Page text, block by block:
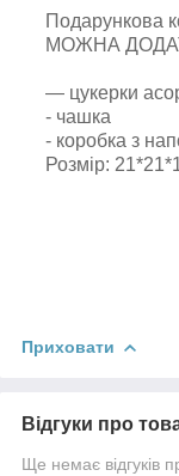
Подарункова
МОЖНА
— цукерки
- чашка
- коробка з
Розмір:
Приховати
Відгуки про
Ще немає відгуків